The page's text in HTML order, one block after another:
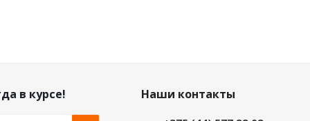
в курсе! Наши контакты